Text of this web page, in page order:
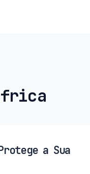
a Sua